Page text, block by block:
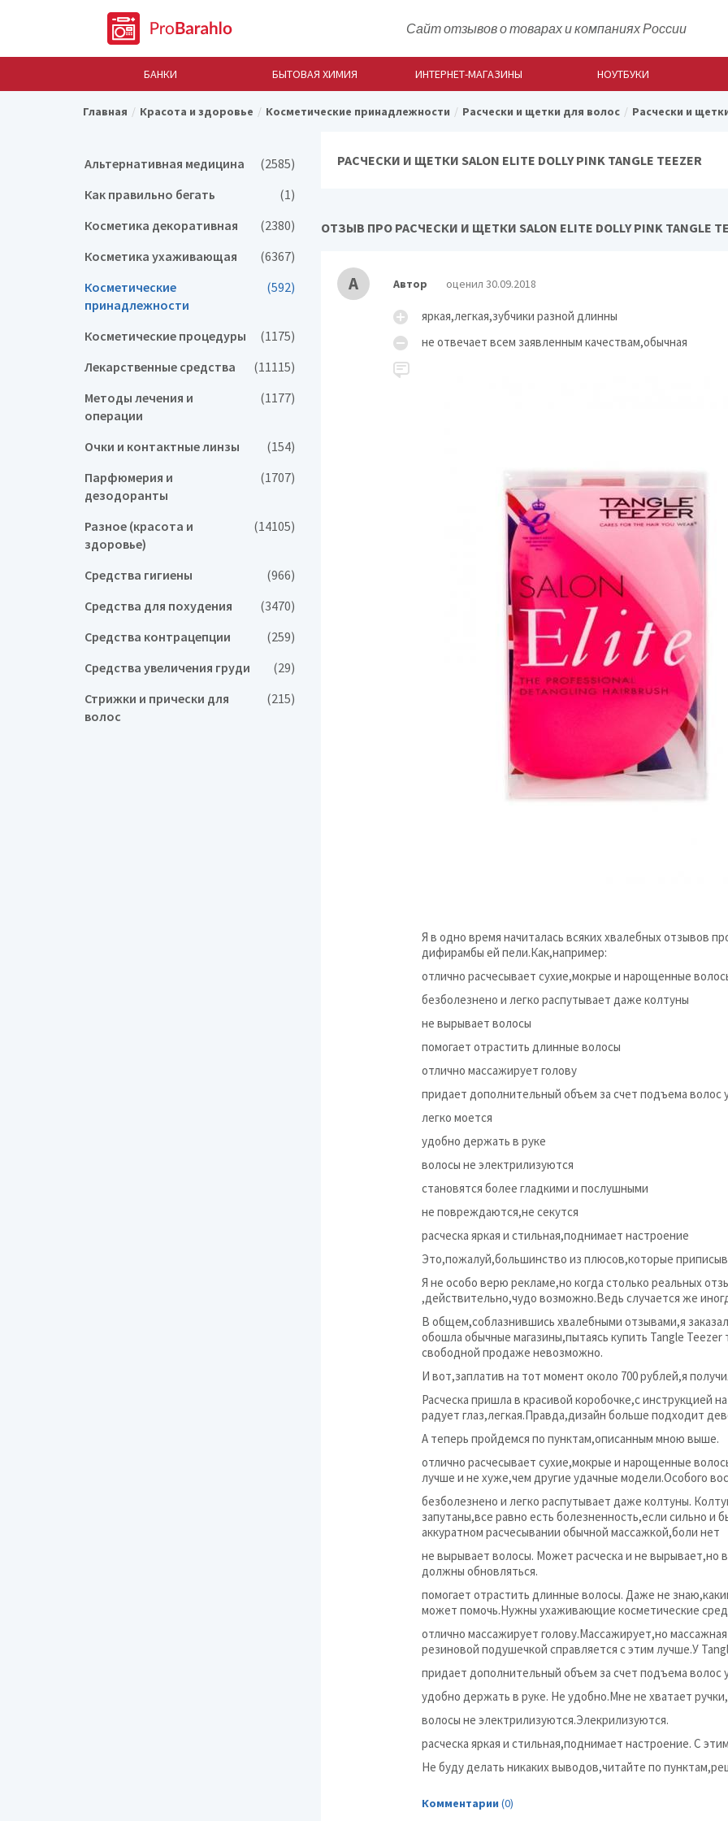
Сайт отзывов о товарах и компаниях России
БАНКИ БЫТОВАЯ ХИМИЯ ИНТЕРНЕТ-МАГАЗИНЫ НОУТБУКИ
Главная Красота и здоровье Косметические принадлежности Расчески и щетки для волос Расчески и
РАСЧЕСКИ И ЩЕТКИ SALON ELITE DOLLY PINK TANGLE TEEZER
ОТЗЫВ ПРО РАСЧЕСКИ И ЩЕТКИ SALON ELITE DOLLY PINK TANGLE
А Автор оценил 30.09.2018
яркая,легкая,зубчики разной длинны
не отвечает всем заявленным качествам,обычная
Я в одно время начиталась всяких хвалебных отзывов
дифирамбы ей пели.Как,например:
отлично расчесывает сухие,мокрые и нарощенные
безболезнено и легко распутывает даже колтуны
не вырывает волосы
помогает отрастить длинные волосы
отлично массажирует голову
придает дополнительный объем за счет подъема волос
легко моется
удобно держать в руке
волосы не электрилизуются
становятся более гладкими и послушными
не повреждаются,не секутся
расческа яркая и стильная,поднимает настроение
Это,пожалуй,большинство из плюсов,которые
Я не особо верю рекламе,но когда столько реальных
,действительно,чудо возможно.Ведь случается же
В общем,соблазнившись хвалебными отзывами,я
обошла обычные магазины,пытаясь купить Tangle
свободной продаже невозможно.
И вот,заплатив на тот момент около 700 рублей,я
Расческа пришла в красивой коробочке,с инструкцией
радует глаз,легкая.Правда,дизайн больше подходит
А теперь пройдемся по пунктам,описанным мною выше.
отлично расчесывает сухие,мокрые и нарощенные
лучше и не хуже,чем другие удачные модели.Особого
безболезнено и легко распутывает даже колтуны.
запутаны,все равно есть болезненность,если сильно
аккуратном расчесывании обычной массажкой,боли нет
не вырывает волосы. Может расческа и не вырывает,но
должны обновляться.
помогает отрастить длинные волосы. Даже не
может помочь.Нужны ухаживающие косметические
отлично массажирует голову.Массажирует,но
резиновой подушечкой справляется с этим лучше.У
придает дополнительный объем за счет подъема волос
удобно держать в руке. Не удобно.Мне не хватает
волосы не электрилизуются.Элекрилизуются.
расческа яркая и стильная,поднимает настроение. С
Не буду делать никаких выводов,читайте по
Комментарии (0)
Альтернативная медицина (2585)
Как правильно бегать (1)
Косметика декоративная (2380)
Косметика ухаживающая (6367)
Косметические
принадлежности
(592)
Косметические процедуры (1175)
Лекарственные средства (11115)
Методы лечения и
операции
(1177)
Очки и контактные линзы (154)
Парфюмерия и
дезодоранты
(1707)
Разное (красота и
здоровье)
(14105)
Средства гигиены (966)
Средства для похудения (3470)
Средства контрацепции (259)
Средства увеличения груди (29)
Стрижки и прически для
волос
(215)